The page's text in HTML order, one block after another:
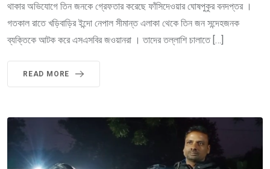
থাকার অভিযোগে তিন জনকে গ্রেফতার করেছে ফাঁসিদেওয়ার ঘোষপুকুর বনদপ্তর ।
গতকাল রাতে খড়িবাড়ির ইন্দো নেপাল সীমান্ত এলাকা থেকে তিন জন সন্দেহজনক
ব্যক্তিকে আটক করে এসএসবির জওয়ানরা । তাদের তল্লাশি চালাতে […]
READ MORE